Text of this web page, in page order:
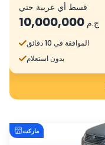
قسط أي عربية حتي
10,000,000 ج.م
الموافقة في 10 دقائق
بدون استعلام
ماركت